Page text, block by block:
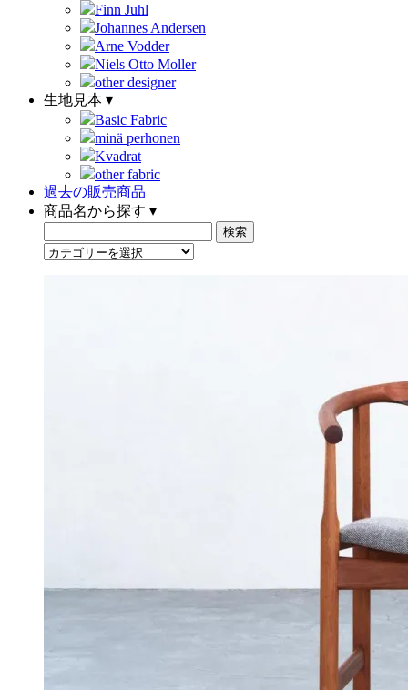
Finn Juhl
Johannes Andersen
Arne Vodder
Niels Otto Moller
other designer
生地見本 ▾
Basic Fabric
minä perhonen
Kvadrat
other fabric
過去の販売商品
商品名から探す ▾